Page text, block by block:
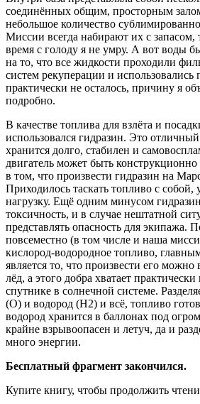
соединённых общим, просторным
небольшое количество
Миссии всегда набирают их с запасом,
время с голоду я не умру. А вот воды
на то, что все жидкости проходили
систем рекуперации и использовались
практически не осталось, причину я
подробно.
В качестве топлива для взлёта и
использовался гидразин. Это
хранится долго, стабилен и
двигатель может быть
в том, что произвести гидразин на
Приходилось таскать топливо с
нагрузку. Ещё одним минусом
токсичность, и в случае нештатной
представлять опасность для экипажа.
повсеместно (в том числе и наша
кислород-водородное топливо,
является то, что произвести его можно
лёд, а этого добра хватает
спутнике в солнечной системе.
(O) и водород (H2) и всё, топливо
водород хранится в баллонах под
крайне взрывоопасен и летуч, да и
много энергии.
Бесплатный фрагмент закончился.
Купите книгу, чтобы продолжить